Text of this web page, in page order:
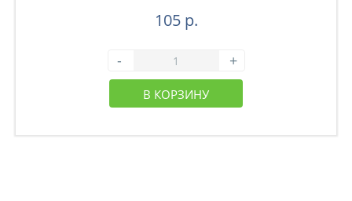
105 р.
- +
В КОРЗИНУ